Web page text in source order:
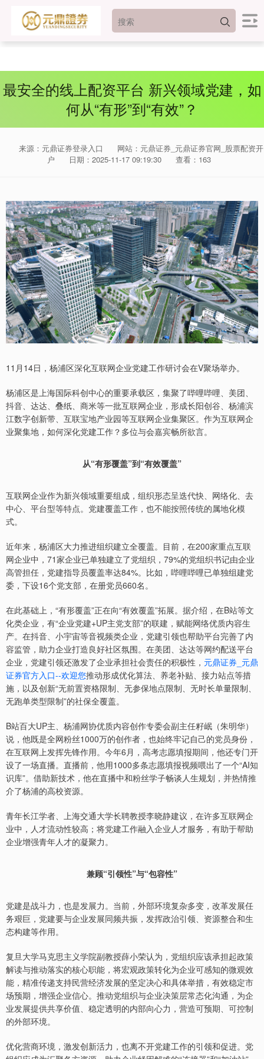
最安全的线上配资平台 新兴领域党建，如
何从“有形”到“有效”？
来源：元鼎证券登录入口
网站：元鼎证券_元鼎证券官网_股票配资开
户
日期：2025-11-17 09:19:30 查看：163
11月14日，杨浦区深化互联网企业党建工作研讨会在V聚场举办。
杨浦区是上海国际科创中心的重要承载区，集聚了哔哩哔哩、美团、
抖音、达达、叠纸、商米等一批互联网企业，形成长阳创谷、杨浦滨
江数字创新带、互联宝地产业园等互联网企业集聚区。作为互联网企
业聚集地，如何深化党建工作？多位与会嘉宾畅所欲言。
从“有形覆盖”到“有效覆盖”
互联网企业作为新兴领域重要组成，组织形态呈迭代快、网络化、去
中心、平台型等特点。党建覆盖工作，也不能按照传统的属地化模
式。
近年来，杨浦区大力推进组织建立全覆盖。目前，在200家重点互联
网企业中，71家企业已单独建立了党组织，79%的党组织书记由企业
高管担任，党建指导员覆盖率达84%。比如，哔哩哔哩已单独组建党
委，下设16个党支部，在册党员660名。
在此基础上，“有形覆盖”正在向“有效覆盖”拓展。据介绍，在B站等文
化类企业，有“企业党建+UP主党支部”的联建，赋能网络优质内容生
产。在抖音、小宇宙等音视频类企业，党建引领也帮助平台完善了内
容监管，助力企业打造良好社区氛围。在美团、达达等网约配送平台
企业，党建引领还激发了企业承担社会责任的积极性， 元鼎证券_元鼎
证券官方入口--欢迎您推动形成优化算法、养老补贴、接力站点等措
施，以及创新“无前置资格限制、无参保地点限制、无时长单量限制、
无跑单类型限制”的社保全覆盖。
B站百大UP主、杨浦网协优质内容创作专委会副主任籽岷（朱明华）
说，他既是全网粉丝1000万的创作者，也始终牢记自己的党员身份，
在互联网上发挥先锋作用。今年6月，高考志愿填报期间，他还专门开
设了一场直播。直播前，他用1000多条志愿填报视频喂出了一个“AI知
识库”。借助新技术，他在直播中和粉丝学子畅谈人生规划，并热情推
介了杨浦的高校资源。
青年长江学者、上海交通大学长聘教授李晓静建议，在许多互联网企
业中，人才流动性较高；将党建工作融入企业人才服务，有助于帮助
企业增强青年人才的凝聚力。
兼顾“引领性”与“包容性”
党建是战斗力，也是发展力。当前，外部环境复杂多变，改革发展任
务艰巨，党建要与企业发展同频共振，发挥政治引领、资源整合和生
态构建等作用。
复旦大学马克思主义学院副教授薛小荣认为，党组织应该承担起政策
解读与推动落实的核心职能，将宏观政策转化为企业可感知的微观效
能，精准传递支持民营经济发展的坚定决心和具体举措，有效稳定市
场预期，增强企业信心。推动党组织与企业决策层常态化沟通，为企
业发展提供共享价值、稳定透明的内部向心力，营造可预期、可控制
的外部环境。
优化营商环境，激发创新活力，也离不开党建工作的引领和促进。党
上证综指 3951.19
深证成指 14206.81 -104.19 -0.73%